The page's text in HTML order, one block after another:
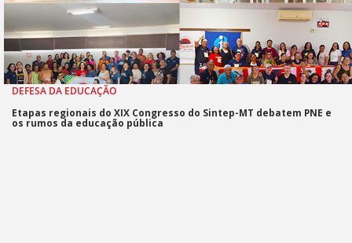
DEFESA DA EDUCAÇÃO
Etapas regionais do XIX Congresso do Sintep-MT debatem PNE e
os rumos da educação pública